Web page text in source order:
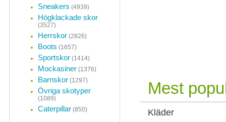
Mest
Kläder
Sneakers (4939)
Högklackade skor
(3527)
Herrskor (2826)
Boots (1657)
Sportskor (1414)
Mockasiner (1376)
Barnskor (1297)
Övriga skotyper
(1089)
Caterpillar (850)